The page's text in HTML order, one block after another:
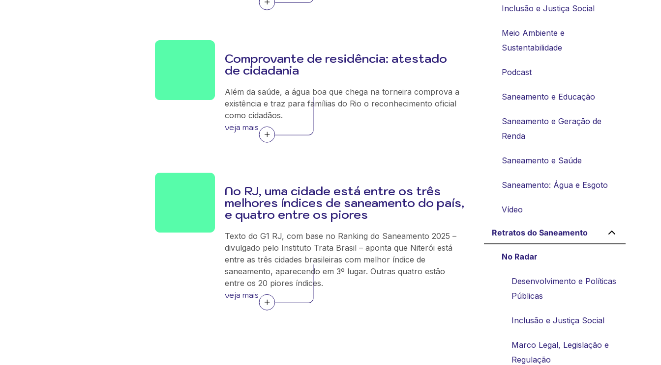
Comprovante de residência: atestado
de cidadania
Além da saúde, a água boa que chega na torneira comprova a
existência e traz para famílias do Rio o reconhecimento oficial
como cidadãos.
veja mais
No RJ, uma cidade está entre os três
melhores índices de saneamento do país,
e quatro entre os piores
Texto do G1 RJ, com base no Ranking do Saneamento 2025 –
divulgado pelo Instituto Trata Brasil – aponta que Niterói está
entre as três cidades brasileiras com melhor índice de
saneamento, aparecendo em 3º lugar. Outras quatro estão
entre os 20 piores índices.
veja mais
Inclusão e Justiça Social
Meio Ambiente e
Sustentabilidade
Podcast
Saneamento e Educação
Saneamento e Geração de
Renda
Saneamento e Saúde
Saneamento: Água e Esgoto
Vídeo
Retratos do Saneamento
No Radar
Desenvolvimento e Políticas
Públicas
Inclusão e Justiça Social
Marco Legal, Legislação e
Regulação